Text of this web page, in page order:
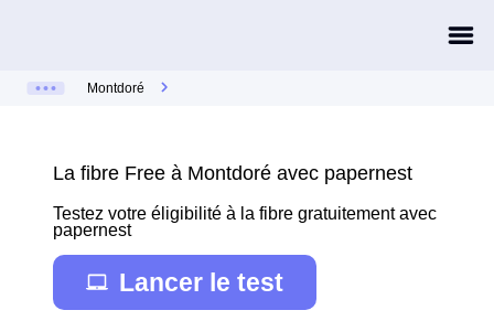
Montdoré
La fibre Free à Montdoré avec papernest
Testez votre éligibilité à la fibre gratuitement avec
papernest
Lancer le test